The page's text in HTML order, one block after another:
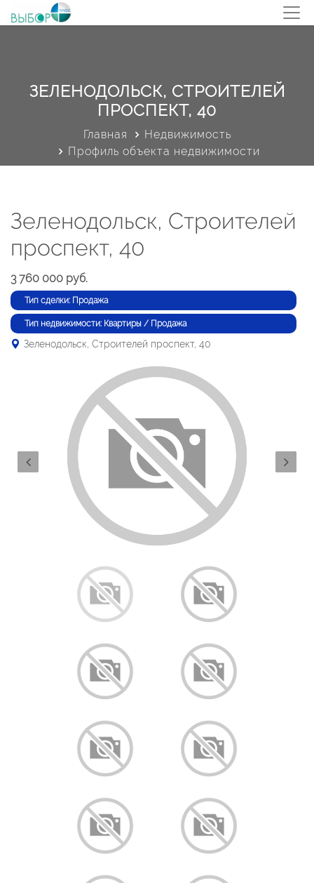
ЗЕЛЕНОДОЛЬСК, СТРОИТЕЛЕЙ
ПРОСПЕКТ, 40
Главная
Недвижимость
Профиль объекта недвижимости
Зеленодольск, Строителей
проспект, 40
3 760 000 руб.
Тип сделки: Продажа
Тип недвижимости: Квартиры / Продажа
Зеленодольск, Строителей проспект, 40